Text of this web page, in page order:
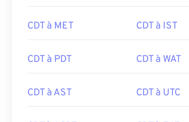
CDT à MET CDT à IST
CDT à PDT CDT à WAT
CDT à AST CDT à UTC